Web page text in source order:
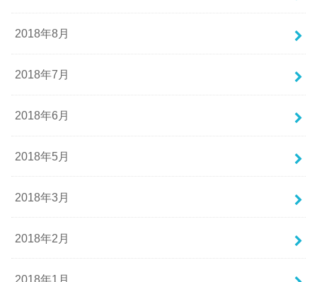
2018年8月
2018年7月
2018年6月
2018年5月
2018年3月
2018年2月
2018年1月